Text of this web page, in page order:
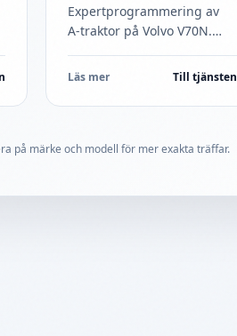
Expertprogrammering av
A‑traktor på Volvo V70N.
ombyggnad med
professionell diagnos och
justering. Snabb service....
Läs mer Till tjänsten
på märke och modell för mer exakta träffar.